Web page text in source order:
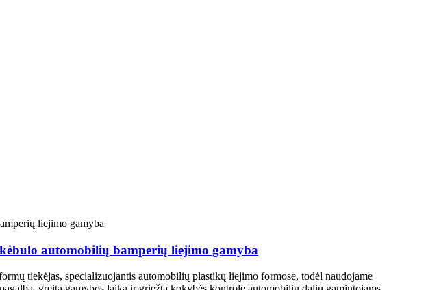
automobilių bamperių liejimo gamyba
tiekėjas, specializuojantis automobilių plastikų liejimo formose, todėl naudojame